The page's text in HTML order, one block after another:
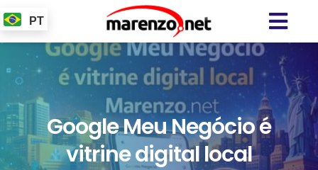
PT
Google Meu Negócio é
vitrine digital local